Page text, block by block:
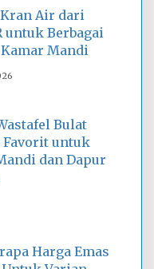
Air dari
untuk Berbagai
Mandi
Bulat
Favorit untuk
dan Dapur
Harga Emas